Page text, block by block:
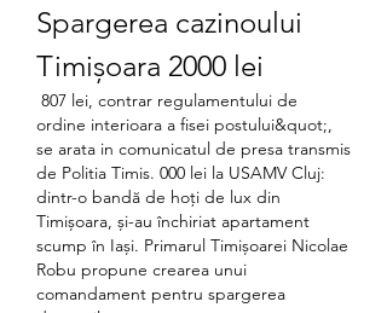
Spargerea cazinoului
Timișoara 2000 lei
ordine interioara a fisei postului&quot;,
se arata in comunicatul de presa transmis
de Politia Timis. 000 lei la USAMV Cluj:
dintr-o bandă de hoți de lux din
Timișoara, și-au închiriat apartament
scump în Iași. Primarul Timișoarei Nicolae
Robu propune crearea unui
comandament pentru spargerea